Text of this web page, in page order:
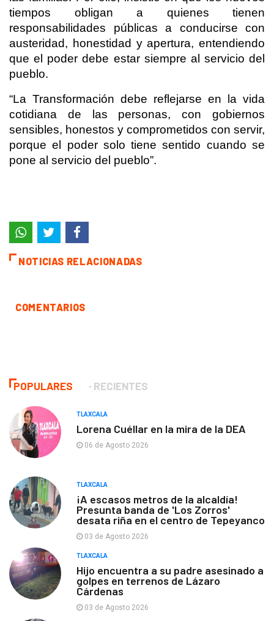
tiempos obligan a quienes tienen
responsabilidades públicas a conducirse con
austeridad, honestidad y apertura, entendiendo
que el poder debe estar siempre al servicio del
pueblo.
“La Transformación debe reflejarse en la vida
cotidiana de las personas, con gobiernos
sensibles, honestos y comprometidos con servir,
porque el poder solo tiene sentido cuando se
pone al servicio del pueblo”.
NOTICIAS RELACIONADAS
COMENTARIOS
POPULARES RECIENTES
TLAXCALA
Lorena Cuéllar en la mira de la DEA
06 de Agosto 2026
TLAXCALA
¡A escasos metros de la alcaldía!
Presunta banda de 'Los Zorros'
desata riña en el centro de Tepeyanco
03 de Agosto 2026
TLAXCALA
Hijo encuentra a su padre asesinado a
golpes en terrenos de Lázaro
Cárdenas
03 de Agosto 2026